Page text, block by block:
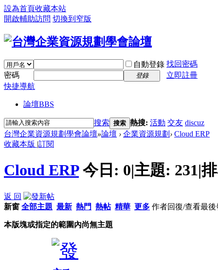
設為首頁收藏本站
開啟輔助訪問 切換到窄版
自動登錄 找回密碼
密碼
登錄
立即註冊
快捷導航
論壇BBS
搜索 搜索 熱搜: 活動 交友 discuz
台灣企業資源規劃學會論壇»論壇 › 企業資源規劃 › Cloud ERP
收藏本版 |訂閱
Cloud ERP 今日: 0|主題: 231|
返 回
新窗 全部主題 最新 熱門 熱帖 精華 更多 作者回復/查看最後
本版塊或指定的範圍內尚無主題